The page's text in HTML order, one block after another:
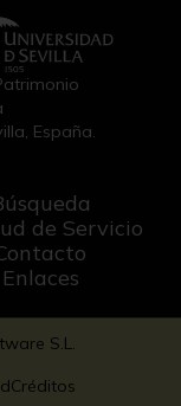
España.
de Servicio
Enlaces
S.L.
Créditos